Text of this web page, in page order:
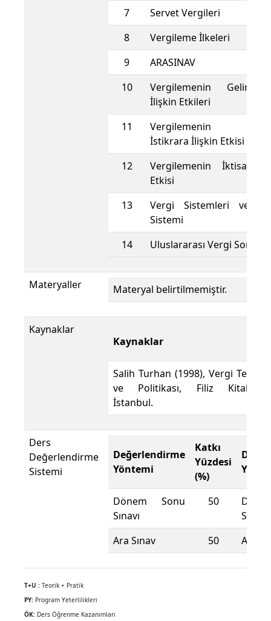
7
Servet Vergileri
8
Vergileme İlkeleri
9
ARASINAV
10
Vergilemenin Gelir
İlişkin Etkileri
11
Vergilemenin
İstikrara İlişkin Etkisi
12
Vergilemenin İktisadi
Etkisi
13
Vergi Sistemleri ve
Sistemi
14
Uluslararası Vergi
Materyaller Materyal belirtilmemiştir.
Kaynaklar
Kaynaklar
Salih Turhan (1998), Vergi Teorisi
ve Politikası, Filiz Kitabevi,
İstanbul.
Ders
Değerlendirme
Sistemi
Değerlendirme
Yöntemi
Katkı
Yüzdesi
(%)
Dönem Sonu
Sınavı
50
Sınavı
Ara Sınav
50 Ara
T+U : Teorik + Pratik
PY: Program Yeterlilikleri
ÖK: Ders Öğrenme Kazanımları